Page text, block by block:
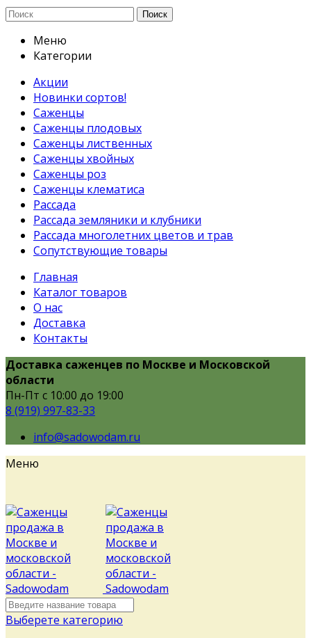
Поиск
Меню
Категории
Акции
Новинки сортов!
Саженцы
Саженцы плодовых
Саженцы лиственных
Саженцы хвойных
Саженцы роз
Саженцы клематиса
Рассада
Рассада земляники и клубники
Рассада многолетних цветов и трав
Сопутствующие товары
Главная
Каталог товаров
О нас
Доставка
Контакты
Доставка саженцев по Москве и Московской
области
Пн-Пт с 10:00 до 19:00
8 (919) 997-83-33
info@sadowodam.ru
Меню
Выберете категорию